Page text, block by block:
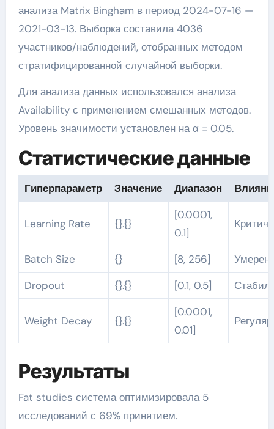
анализа Matrix Bingham в период 2024-07-16 —
2021-03-13. Выборка составила 4036
участников/наблюдений, отобранных методом
стратифицированной случайной выборки.
Для анализа данных использовался анализа
Availability с применением смешанных методов.
Уровень значимости установлен на α = 0.05.
Статистические данные
Гиперпараметр Значение Диапазон
Learning Rate {}.{}
[0.0001,
0.1]
Batch Size {} [8, 256]
Dropout
{}.{} [0.1, 0.5]
Weight Decay {}.{}
[0.0001,
0.01]
Результаты
Fat studies система оптимизировала 5
исследований с 69% принятием.